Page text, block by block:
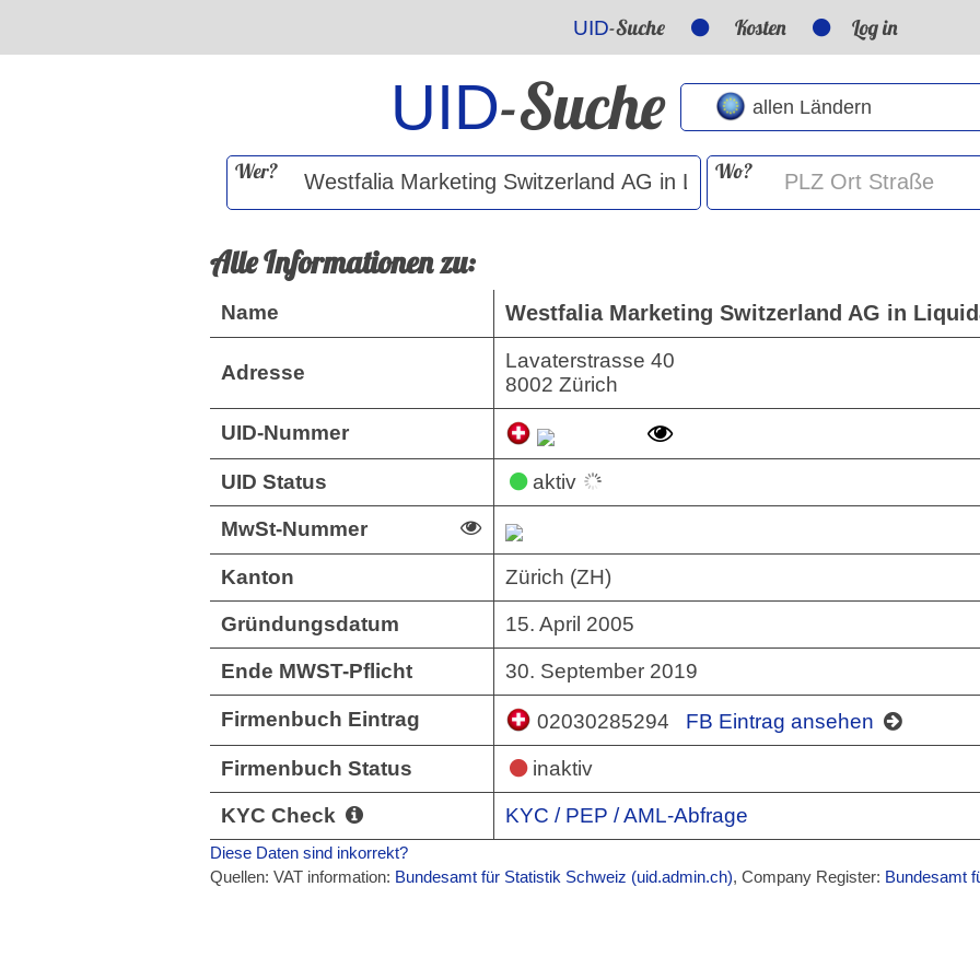
UID-Suche Kosten Log in
UID-Suche
Wer? Wo?
Alle Informationen zu:
Name Westfalia Marketing Switzerland AG in
Adresse
Lavaterstrasse 40
8002 Zürich
UID-Nummer
UID Status aktiv
MwSt-Nummer
Kanton Zürich (ZH)
Gründungsdatum 15. April 2005
Ende MWST-Pflicht 30. September 2019
Firmenbuch Eintrag 02030285294 FB Eintrag ansehen
Firmenbuch Status inaktiv
KYC Check KYC / PEP / AML-Abfrage
Diese Daten sind inkorrekt?
Quellen: VAT information: Bundesamt für Statistik Schweiz (uid.admin.ch), Company Register: Bundesamt